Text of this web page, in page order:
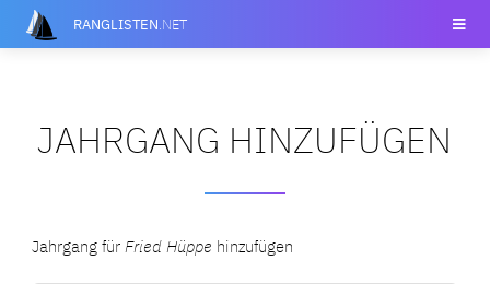
RANGLISTEN.NET
JAHRGANG HINZUFÜGEN
Jahrgang fürFried Hüppe hinzufügen